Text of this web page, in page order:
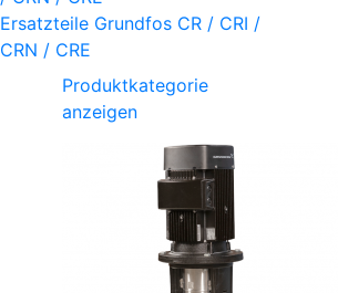
Ersatzteile Grundfos CR / CRI /
CRN / CRE
Produktkategorie
anzeigen